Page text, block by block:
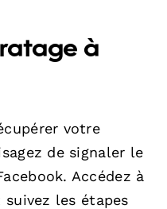
à
votre
de signaler le
Accédez à
les étapes